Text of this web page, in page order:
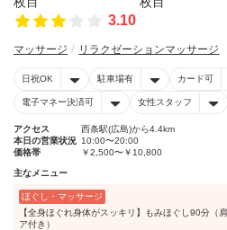
3.10
マッサージ リラクゼーションマッサージ
日祝OK 駐車場有 カード可
電子マネー決済可 女性スタッフ
アクセス
西条駅(広島)から4.4km
本日の営業状況 10:00〜20:00
価格帯
￥2,500〜￥10,800
主なメニュー
ほぐし・マッサージ
【全身ほぐれ身体がスッキリ】もみほぐし90分（
ア付き）